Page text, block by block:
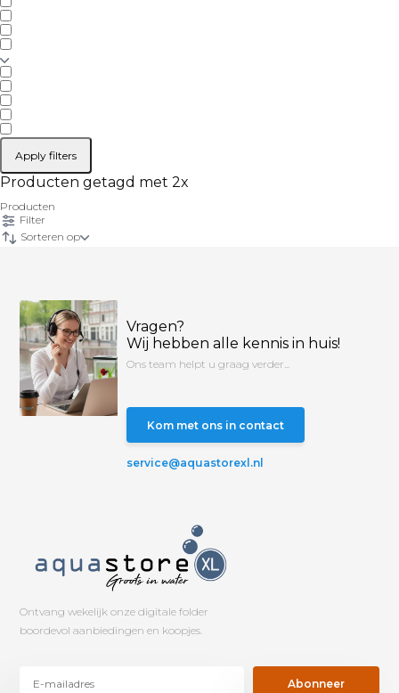
Apply filters
Producten getagd met 2x
Producten
Filter
Sorteren op
Vragen?
Wij hebben alle kennis in huis!
Ons team helpt u graag verder...
Kom met ons in contact
service@aquastorexl.nl
Ontvang wekelijk onze digitale folder
boordevol aanbiedingen en koopjes.
Abonneer